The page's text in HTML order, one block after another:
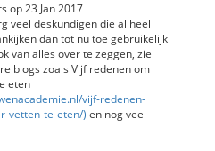
op23 Jan 2017
veel deskundigen die al heel
dan tot nu toe gebruikelijk
van alles over te zeggen, zie
blogs zoals Vijf redenen om
eten
vijf-redenen-
vetten-te-eten/) en nog veel